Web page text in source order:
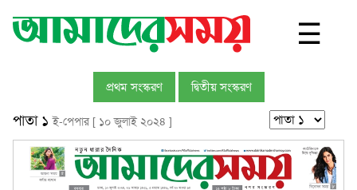
☰
প্রথম সংস্করণ দ্বিতীয় সংস্করণ
পাতা ১ই-পেপার [ ১০ জুলাই ২০২৪ ]